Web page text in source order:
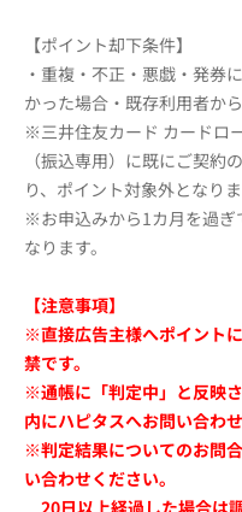
【ポイント却下条件】
・重複・不正・悪戯・発券
かった場合・既存利用者か
※三井住友カード カードロ
（振込専用）に既にご契約
り、ポイント対象外となりま
※お申込みから1カ月を過ぎ
なります。
【注意事項】
※直接広告主様へポイント
禁です。
※通帳に「判定中」と反映
内にハピタスへお問い合わせ
※判定結果についてのお問
い合わせください。
20日以上経過した場合は